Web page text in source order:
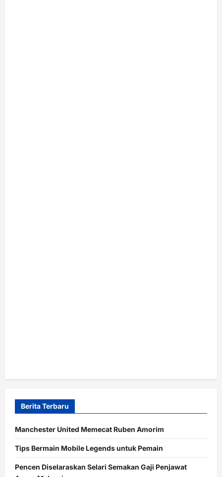
Berita Terbaru
Manchester United Memecat Ruben Amorim
Tips Bermain Mobile Legends untuk Pemain
Pencen Diselaraskan Selari Semakan Gaji Penjawat